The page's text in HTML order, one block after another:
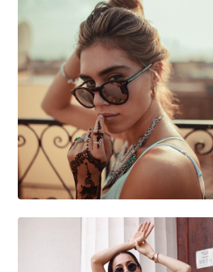
Culoarea ramei:
Materialul ramei :
Mărime:
M
Lățimea ramei:
135 mm
Lungimea brațelor:
150 mm
Lățimea punții nazale:
15 mm
Greutate:
155 g
Pernițe reglabile pentru nas:
Nu
Balama flexibilă:
Da
Accesorii
Suport:
Da
Lavetă pentru curățat:
Nu